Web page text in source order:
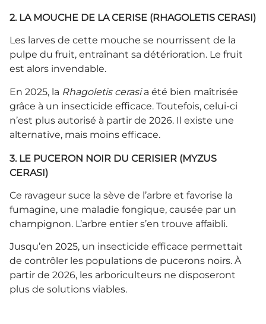
2. LA MOUCHE DE LA CERISE (RHAGOLETIS CERASI)
Les larves de cette mouche se nourrissent de la
pulpe du fruit, entraînant sa détérioration. Le fruit
est alors invendable.
En 2025, la Rhagoletis cerasia été bien maîtrisée
grâce à un insecticide efficace. Toutefois, celui-ci
n’est plus autorisé à partir de 2026. Il existe une
alternative, mais moins efficace.
3. LE PUCERON NOIR DU CERISIER (MYZUS
CERASI)
Ce ravageur suce la sève de l’arbre et favorise la
fumagine, une maladie fongique, causée par un
champignon. L’arbre entier s’en trouve affaibli.
Jusqu’en 2025, un insecticide efficace permettait
de contrôler les populations de pucerons noirs. À
partir de 2026, les arboriculteurs ne disposeront
plus de solutions viables.